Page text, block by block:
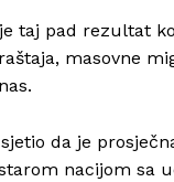
taj pad rezultat
masovne
da je
nacijom sa